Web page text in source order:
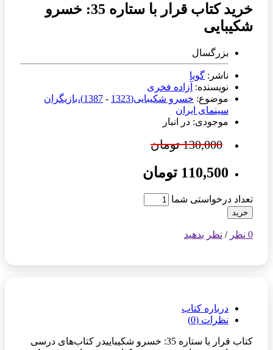
خرید کتاب قرار با ستاره 35: خسرو
شکیبایی
بزرگسال
ناشر: گویا
نویسنده: آزاده فخری
موضوع: خسرو شکیبایی(1323 -
1387)،بازیگران
سینمای ایران
موجودی: در انبار
130,000 تومان
110,500 تومان
تعداد درخواستی شما
خرید
0 نظر / نظر بدهید
درباره کتاب
نظرات (0)
کتاب قرار با ستاره 35: خسرو شکیباییدر کتاب‌های درسی